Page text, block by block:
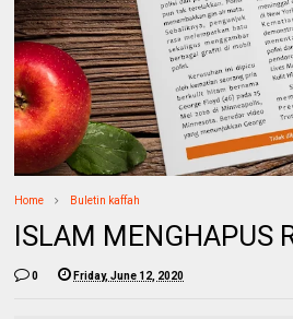
Home Buletin kaffah
ISLAM MENGHAPUS
0 Friday, June 12, 2020